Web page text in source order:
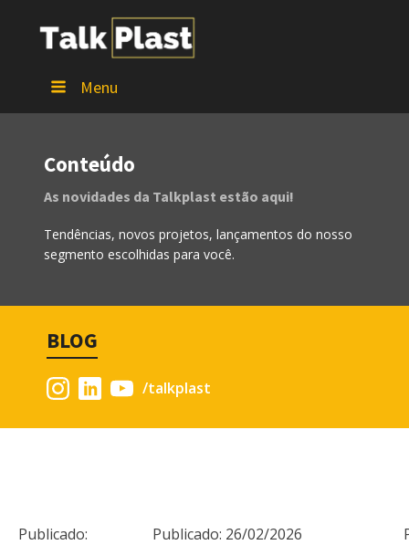
Menu
Conteúdo
As novidades da Talkplast estão aqui!
Tendências, novos projetos, lançamentos do nosso
segmento escolhidas para você.
BLOG
/talkplast
Publicado:
Publicado: 26/02/2026